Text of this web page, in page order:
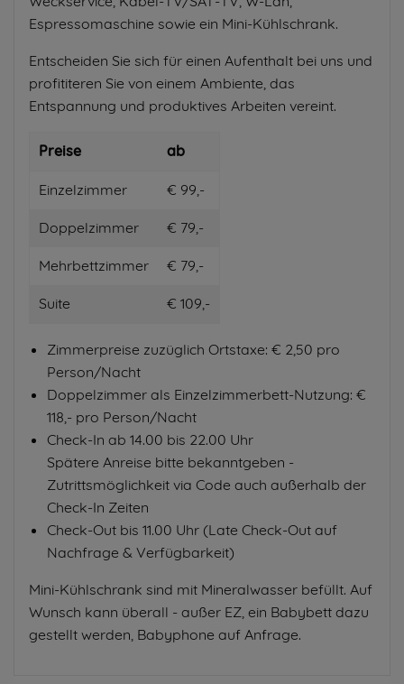
Espressomaschine sowie ein Mini-Kühlschrank.
Entscheiden Sie sich für einen Aufenthalt bei uns und
profititeren Sie von einem Ambiente, das
Entspannung und produktives Arbeiten vereint.
Preise ab
Einzelzimmer € 99,-
Doppelzimmer € 79,-
Mehrbettzimmer € 79,-
Suite € 109,-
Zimmerpreise zuzüglich Ortstaxe: € 2,50 pro
Person/Nacht
Doppelzimmer als Einzelzimmerbett-Nutzung: €
118,- pro Person/Nacht
Check-In ab 14.00 bis 22.00 Uhr
Spätere Anreise bitte bekanntgeben -
Zutrittsmöglichkeit via Code auch außerhalb der
Check-In Zeiten
Check-Out bis 11.00 Uhr (Late Check-Out auf
Nachfrage & Verfügbarkeit)
Mini-Kühlschrank sind mit Mineralwasser befüllt. Auf
Wunsch kann überall - außer EZ, ein Babybett dazu
gestellt werden, Babyphone auf Anfrage.